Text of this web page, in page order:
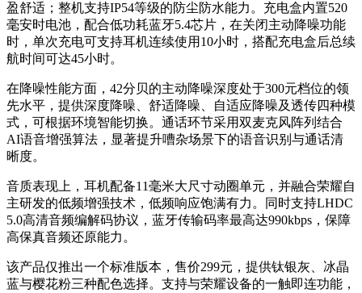
盈舒适；整机支持IP54等级的防尘防水能力。充电盒内置520
毫安时电池，配合低功耗蓝牙5.4芯片，在关闭主动降噪功能
时，单次充电可支持耳机连续使用10小时，搭配充电盒后总续
航时间可达45小时。
在降噪性能方面，42分贝的主动降噪深度处于300元档位的领
先水平，提供深度降噪、舒适降噪、自适应降噪及透传四种模
式，可根据环境智能切换。通话环节采用双麦克风阵列结合
AI语音增强算法，显著提升嘈杂场景下的语音识别与通话清
晰度。
音质表现上，耳机配备11毫米大尺寸动圈单元，并融合荣耀自
主研发的低频增强技术，低频响应饱满有力。同时支持LHDC
5.0高清音频编解码协议，蓝牙传输码率最高达990kbps，保障
高保真音频还原能力。
该产品仅推出一个标准版本，售价299元，提供钛银灰、冰晶
蓝与樱花粉三种配色选择。支持与荣耀设备的一触即连功能，